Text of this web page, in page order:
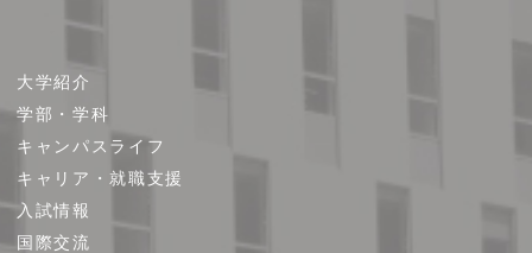
ト
プ
大学紹介
学部・学科
キャンパスライフ
キャリア・就職支援
入試情報
国際交流